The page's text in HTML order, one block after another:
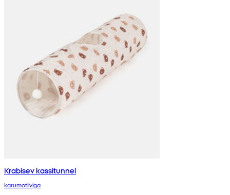
Krabisev kassitunnel
karumotiiviga